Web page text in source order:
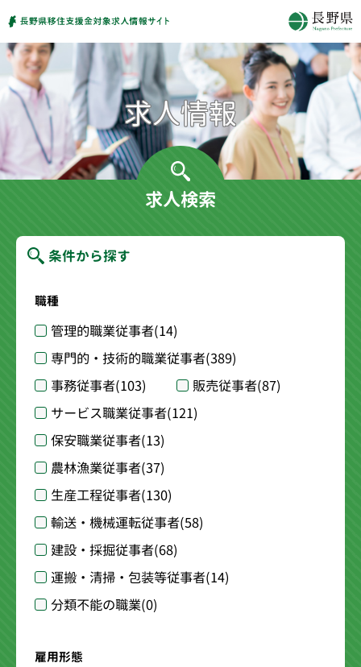
求人検索
条件から探す
職種
管理的職業従事者(14)
専門的・技術的職業従事者(389)
事務従事者(103) 販売従事者(87)
サービス職業従事者(121)
保安職業従事者(13)
農林漁業従事者(37)
生産工程従事者(130)
輸送・機械運転従事者(58)
建設・採掘従事者(68)
運搬・清掃・包装等従事者(14)
分類不能の職業(0)
雇用形態